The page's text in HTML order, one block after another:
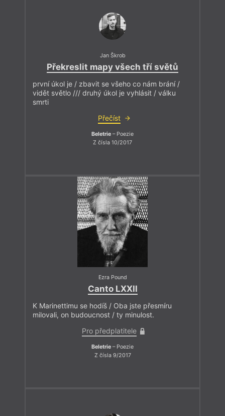
Jan Škrob
Překreslit mapy všech tří světů
první úkol je / zbavit se všeho co nám brání /
vidět světlo /// druhý úkol je vyhlásit / válku
smrti
Přečíst
Beletrie – Poezie
Z čísla 10/2017
Ezra Pound
Canto LXXII
K Marinettimu se hodíš / Oba jste přesmíru
milovali, on budoucnost / ty minulost.
Pro předplatitele
Beletrie – Poezie
Z čísla 9/2017